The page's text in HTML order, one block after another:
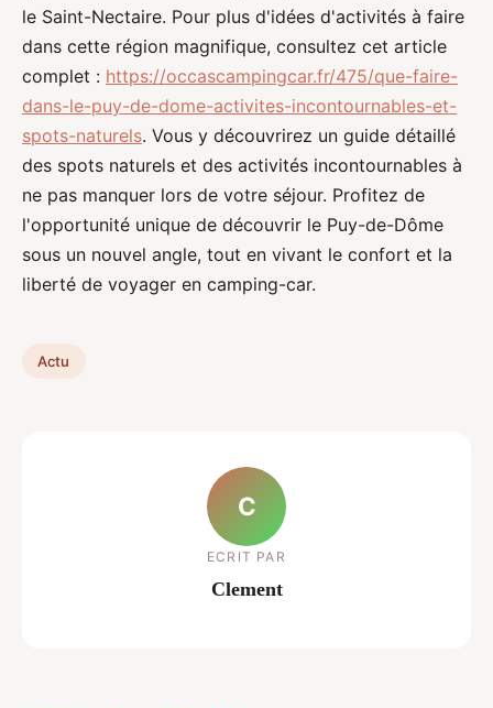
le Saint-Nectaire. Pour plus d'idées d'activités à faire
dans cette région magnifique, consultez cet article
complet : https://occascampingcar.fr/475/que-faire-
dans-le-puy-de-dome-activites-incontournables-et-
spots-naturels. Vous y découvrirez un guide détaillé
des spots naturels et des activités incontournables à
ne pas manquer lors de votre séjour. Profitez de
l'opportunité unique de découvrir le Puy-de-Dôme
sous un nouvel angle, tout en vivant le confort et la
liberté de voyager en camping-car.
Actu
C
ECRIT PAR
Clement